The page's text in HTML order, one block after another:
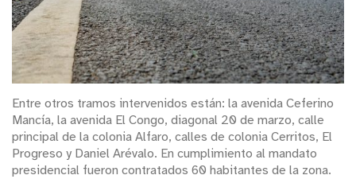
Entre otros tramos intervenidos están: la avenida Ceferino
Mancía, la avenida El Congo, diagonal 20 de marzo, calle
principal de la colonia Alfaro, calles de colonia Cerritos, El
Progreso y Daniel Arévalo. En cumplimiento al mandato
presidencial fueron contratados 60 habitantes de la zona.